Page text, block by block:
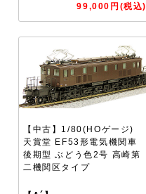
99,000円(税込)
【中古】1/80(HOゲージ)
天賞堂 EF53形電気機関車
後期型 ぶどう色2号 高崎第
二機関区タイプ